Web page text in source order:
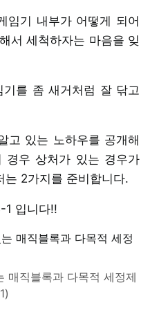
임기 내부가 어떻게 되어
서 세척하자는 마음을 잊
기를 좀 새거처럼 잘 닦고
고 있는 노하우를 공개해
경우 상처가 있는 경우가
는 2가지를 준비합니다.
1 입니다!!
매직블록과 다목적 세정제